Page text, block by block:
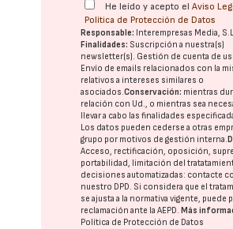
He leído y acepto elAviso
Política de Protección de Datos
Responsable: Interempresas Media,
Finalidades: Suscripción a nuestra(s)
newsletter(s). Gestión de cuenta de
Envío de emails relacionados con la
relativos a intereses similares o
asociados.Conservación: mientras
relación con Ud., o mientras sea
llevar a cabo las finalidades
Los datos pueden cederse a otras
grupo por motivos de gestión interna.
Acceso, rectificación, oposición,
portabilidad, limitación del
decisiones automatizadas: contacte
nuestro DPD. Si considera que el
se ajusta a la normativa vigente, puede
reclamación ante laAEPD. Más
Política de Protección de Datos